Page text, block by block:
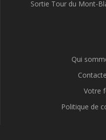
Sortie Tour du Mont-
Qui
Votre
Politique de